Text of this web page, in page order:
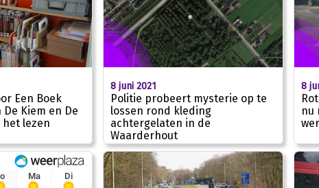
Een Boek
Kiem en De
lezen
8 juni 2021
Politie probeert mysterie op te
lossen rond kleding
achtergelaten in de
Waarderhout
8
nu